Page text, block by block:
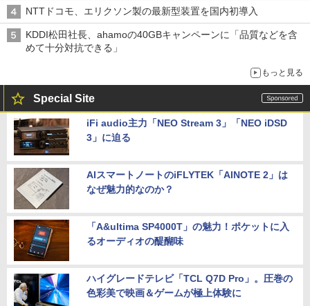
NTTドコモ、エリクソン製の最新型装置を国内初導入
KDDI松田社長、ahamoの40GBキャンペーンに「品質などを含
めて十分対抗できる」
もっと見る
Special Site
iFi audio主力「NEO Stream 3」「NEO iDSD
3」に迫る
AIスマートノートのiFLYTEK「AINOTE 2」は
なぜ魅力的なのか？
「A&ultima SP4000T」の魅力！ポケットに入
るオーディオの醍醐味
ハイグレードテレビ「TCL Q7D Pro」。圧巻の
色彩美で映画＆ゲームが極上体験に